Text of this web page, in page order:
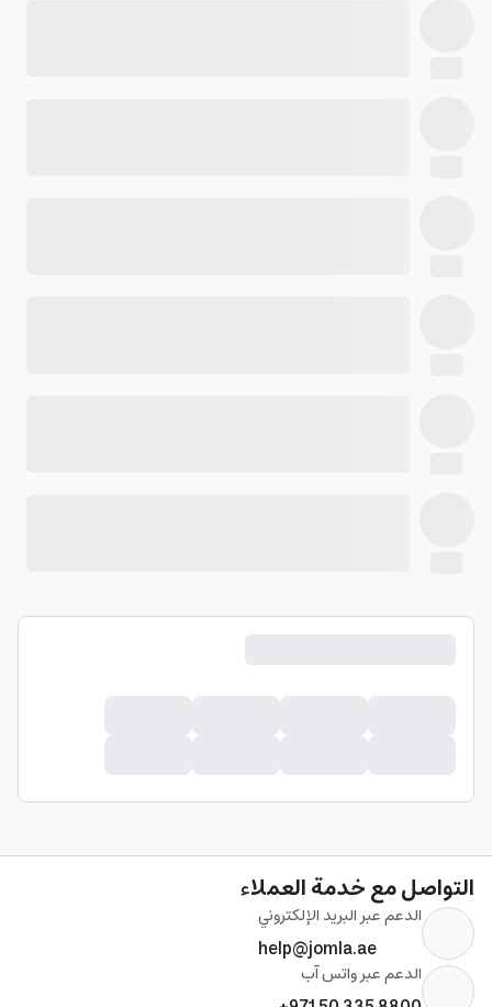
التواصل مع خدمة العملاء
الدعم عبر البريد الإلكتروني
help@jomla.ae
الدعم عبر واتس آب